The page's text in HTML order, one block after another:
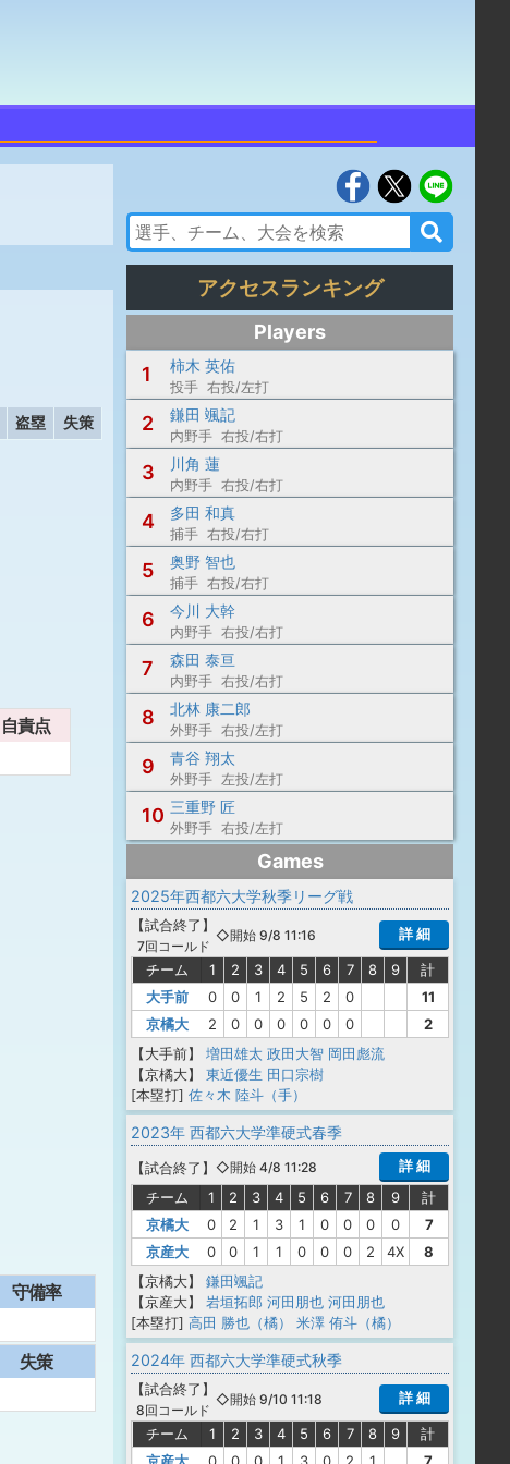
盗塁 失策
自責点
守備率
失策
アクセスランキング
Players
1
柿木 英佑
投手 右投/左打
2 鎌田 颯記
内野手 右投/右打
3 川角 蓮
内野手 右投/右打
4 多田 和真
捕手 右投/右打
5 奥野 智也
捕手 右投/右打
6 今川 大幹
内野手 右投/右打
7 森田 泰亘
内野手 右投/右打
8 北林 康二郎
外野手 右投/左打
9 青谷 翔太
外野手 左投/左打
10 三重野 匠
外野手 右投/左打
Games
2025年西都六大学秋季リーグ戦
【試合終了 】
7回コールド
◇開始 9/8 11:16 詳 細
チーム 1 2 3 4 5 6 7 8 9
計
大手前
0 0 1 2 5 2 0
11
京橘大
2 0 0 0 0 0 0
2
【大手前】
増田雄太 政田大智 岡田彪流
【京橘大】
東近優生 田口宗樹
[本塁打] 佐々木 陸斗（手）
2023年 西都六大学準硬式春季
【試合終了 】 ◇開始 4/8 11:28
詳 細
チーム
1 2 3 4 5 6 7 8 9
計
京橘大
0 2 1 3 1 0 0 0 0
7
京産大
0 0 1 1 0 0 0 2 4X
8
【京橘大】
鎌田颯記
【京産大】
岩垣拓郎 河田朋也 河田朋也
[本塁打] 高田 勝也（橘） 米澤 侑斗（橘）
2024年 西都六大学準硬式秋季
【試合終了 】
8回コールド
◇開始 9/10 11:18 詳 細
チーム 1 2 3 4 5 6 7 8 9
計